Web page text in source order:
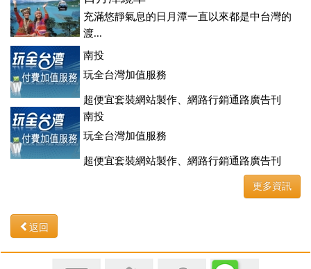
充滿悠靜氣息的日月潭一直以來都是中台灣的
渡...
南投
玩全台灣加值服務
超便宜套裝網站製作、網路行銷通路廣告刊
登、訂房系統、客房委託旅行社銷售，全面優惠中....
南投
玩全台灣加值服務
超便宜套裝網站製作、網路行銷通路廣告刊
登、訂房系統、客房委託旅行社銷售，全面優惠中....
更多資訊
返回